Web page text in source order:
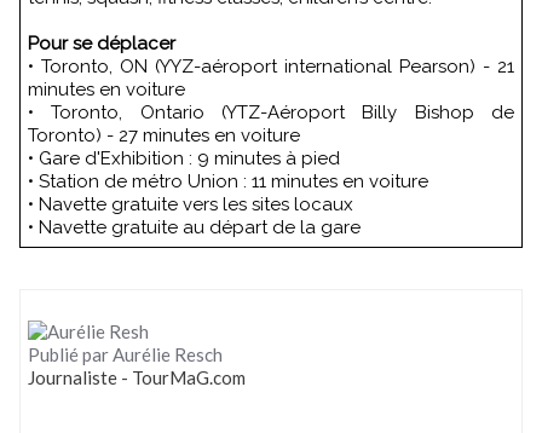
Pour se déplacer
• Toronto, ON (YYZ-aéroport international Pearson) - 21
minutes en voiture
• Toronto, Ontario (YTZ-Aéroport Billy Bishop de
Toronto) - 27 minutes en voiture
• Gare d'Exhibition : 9 minutes à pied
• Station de métro Union : 11 minutes en voiture
• Navette gratuite vers les sites locaux
• Navette gratuite au départ de la gare
Publié par Aurélie Resch
Journaliste - TourMaG.com